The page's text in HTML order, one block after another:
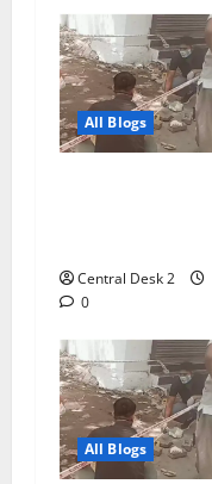
All Blogs
Central Desk 2
0
All Blogs